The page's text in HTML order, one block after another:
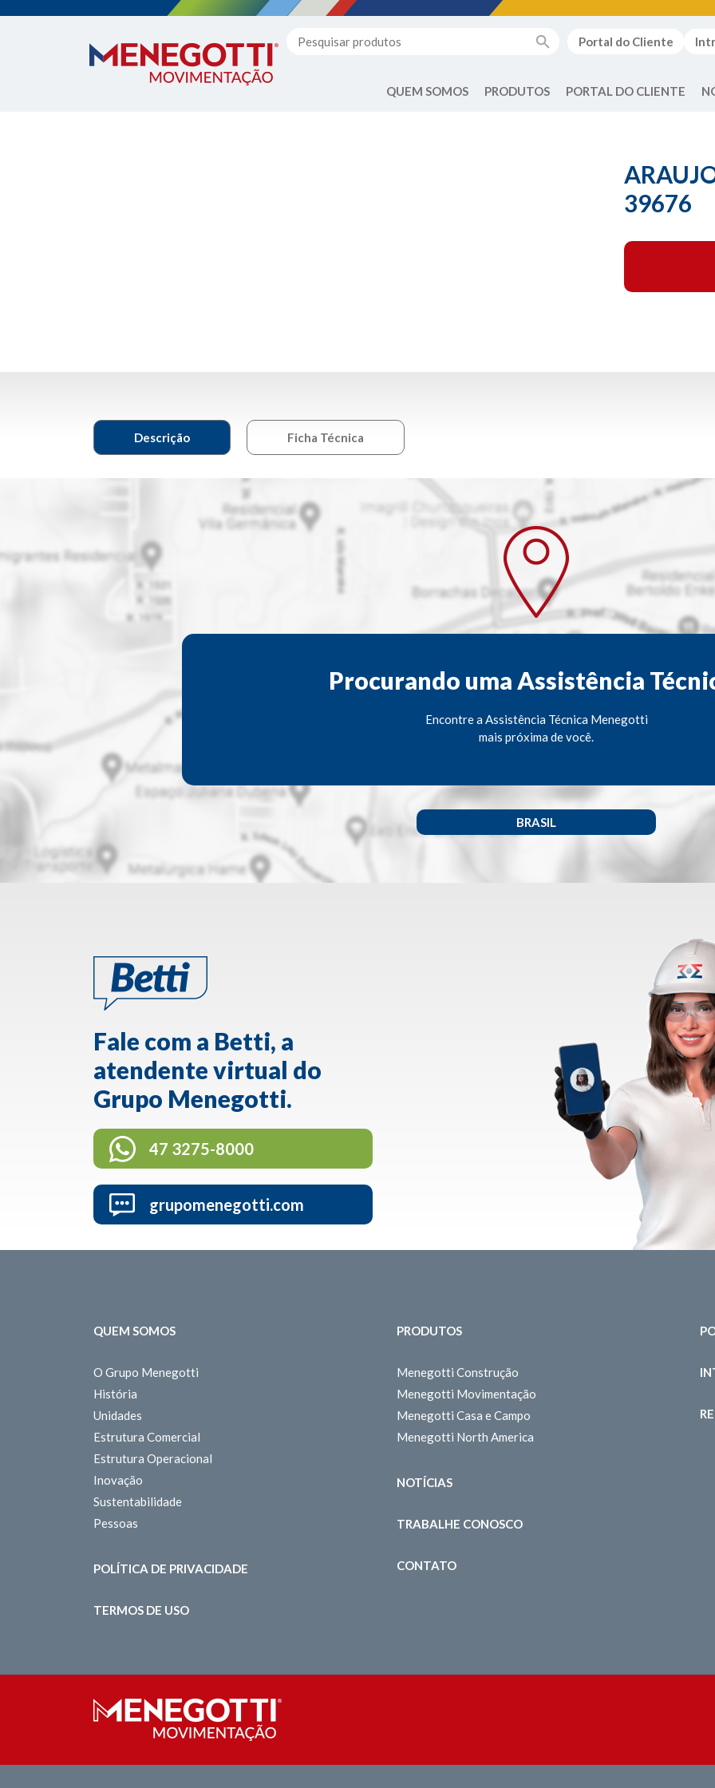
Portal do Cliente
QUEM SOMOS PRODUTOS PORTAL DO CLIENTE
39676
Descrição Ficha Técnica
Procurando uma Assistência
Encontre a Assistência Técnica Menegotti
mais próxima de você.
BRASIL
Fale com a Betti, a
atendente virtual do
Grupo Menegotti.
47 3275-8000
grupomenegotti.com
QUEM SOMOS
O Grupo Menegotti
História
Unidades
Estrutura Comercial
Estrutura Operacional
Inovação
Sustentabilidade
Pessoas
POLÍTICA DE PRIVACIDADE
TERMOS DE USO
PRODUTOS
Menegotti Construção
Menegotti Movimentação
Menegotti Casa e Campo
Menegotti North America
NOTÍCIAS
TRABALHE CONOSCO
CONTATO